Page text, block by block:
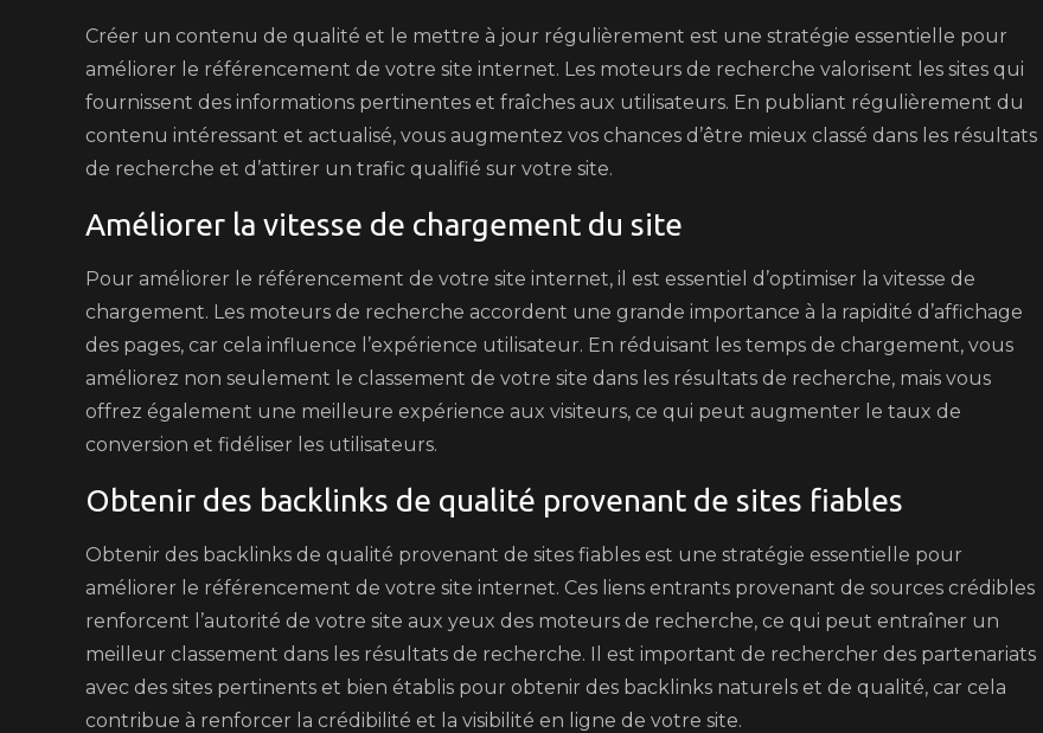
Créer un contenu de qualité et le mettre à jour régulièrement est une stratégie essentielle pour
améliorer le référencement de votre site internet. Les moteurs de recherche valorisent les sites qui
fournissent des informations pertinentes et fraîches aux utilisateurs. En publiant régulièrement du
contenu intéressant et actualisé, vous augmentez vos chances d’être mieux classé dans les résultats
de recherche et d’attirer un trafic qualifié sur votre site.
Améliorer la vitesse de chargement du site
Pour améliorer le référencement de votre site internet, il est essentiel d’optimiser la vitesse de
chargement. Les moteurs de recherche accordent une grande importance à la rapidité d’affichage
des pages, car cela influence l’expérience utilisateur. En réduisant les temps de chargement, vous
améliorez non seulement le classement de votre site dans les résultats de recherche, mais vous
offrez également une meilleure expérience aux visiteurs, ce qui peut augmenter le taux de
conversion et fidéliser les utilisateurs.
Obtenir des backlinks de qualité provenant de sites fiables
Obtenir des backlinks de qualité provenant de sites fiables est une stratégie essentielle pour
améliorer le référencement de votre site internet. Ces liens entrants provenant de sources crédibles
renforcent l’autorité de votre site aux yeux des moteurs de recherche, ce qui peut entraîner un
meilleur classement dans les résultats de recherche. Il est important de rechercher des partenariats
avec des sites pertinents et bien établis pour obtenir des backlinks naturels et de qualité, car cela
contribue à renforcer la crédibilité et la visibilité en ligne de votre site.